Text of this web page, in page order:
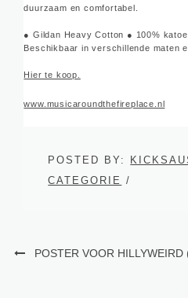
duurzaam en comfortabel.
● Gildan Heavy Cotton ● 100%
Beschikbaar in verschillende maten
Hier te koop.
www.musicaroundthefireplace.nl
POSTED BY:
CATEGORIE /
POSTER VOOR HILLYWEIRD